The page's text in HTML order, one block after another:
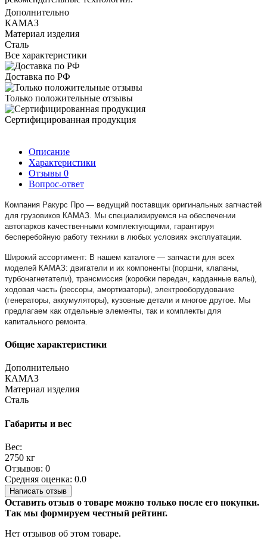
Дополнительно
КАМАЗ
Материал изделия
Сталь
Все характеристики
Доставка по РФ
Только положительные отзывы
Сертифицированная продукция
Описание
Характеристики
Отзывы 0
Вопрос-ответ
Компания Ракурс Про — ведущий поставщик оригинальных запчастей
для грузовиков КАМАЗ. Мы специализируемся на обеспечении
автопарков качественными комплектующими, гарантируя
бесперебойную работу техники в любых условиях эксплуатации.
Широкий ассортимент: В нашем каталоге — запчасти для всех
моделей КАМАЗ: двигатели и их компоненты (поршни, клапаны,
турбонагнетатели), трансмиссия (коробки передач, карданные валы),
ходовая часть (рессоры, амортизаторы), электрооборудование
(генераторы, аккумуляторы), кузовные детали и многое другое. Мы
предлагаем как отдельные элементы, так и комплекты для
капитального ремонта.
Общие характеристики
Дополнительно
КАМАЗ
Материал изделия
Сталь
Габариты и вес
Вес:
2750 кг
Отзывов: 0
Средняя оценка: 0.0
Написать отзыв
Оставить отзыв о товаре можно только после его покупки.
Так мы формируем честный рейтинг.
Нет отзывов об этом товаре.